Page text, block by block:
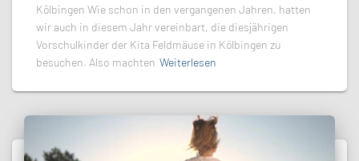
Kölbingen Wie schon in den vergangenen Jahren, hatten
wir auch in diesem Jahr vereinbart, die diesjährigen
Vorschulkinder der Kita Feldmäuse in Kölbingen zu
besuchen. Also machten Weiterlesen